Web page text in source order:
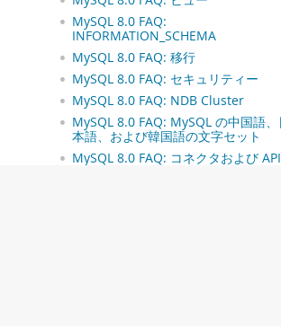
MySQL 8.0 FAQ:
INFORMATION_SCHEMA
MySQL 8.0 FAQ: 移行
MySQL 8.0 FAQ: セキュリティー
MySQL 8.0 FAQ: NDB Cluster
MySQL 8.0 FAQ: MySQL の中国語、
本語、および韓国語の文字セット
MySQL 8.0 FAQ: コネクタおよび API